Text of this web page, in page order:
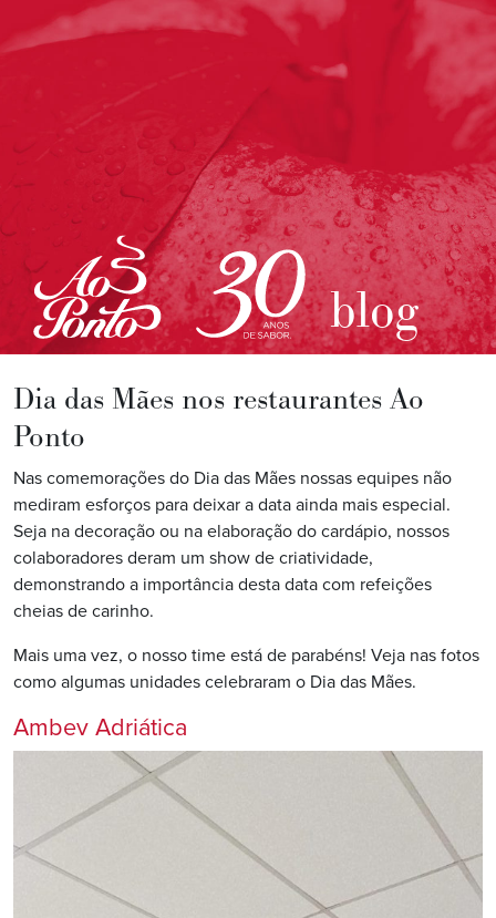
blog
Dia das Mães nos restaurantes Ao
Ponto
Nas comemorações do Dia das Mães nossas equipes não
mediram esforços para deixar a data ainda mais especial.
Seja na decoração ou na elaboração do cardápio, nossos
colaboradores deram um show de criatividade,
demonstrando a importância desta data com refeições
cheias de carinho.
Mais uma vez, o nosso time está de parabéns! Veja nas fotos
como algumas unidades celebraram o Dia das Mães.
Ambev Adriática